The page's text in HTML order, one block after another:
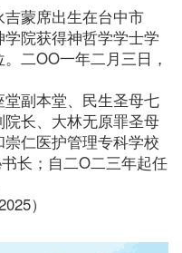
蒙席出生在台中市
学院获得神哲学学士学
二OO一年二月三日，
副本堂、民生圣母七
长、大林无原罪圣母
仁医护管理专科学校
长；自二O二三年起任
）